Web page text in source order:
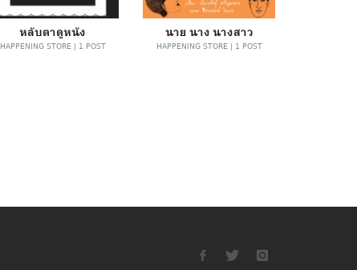
หลับตาดูหนัง
HAPPENING STORE | 1 POST
นาย นาง นางสาว
HAPPENING STORE | 1 POST